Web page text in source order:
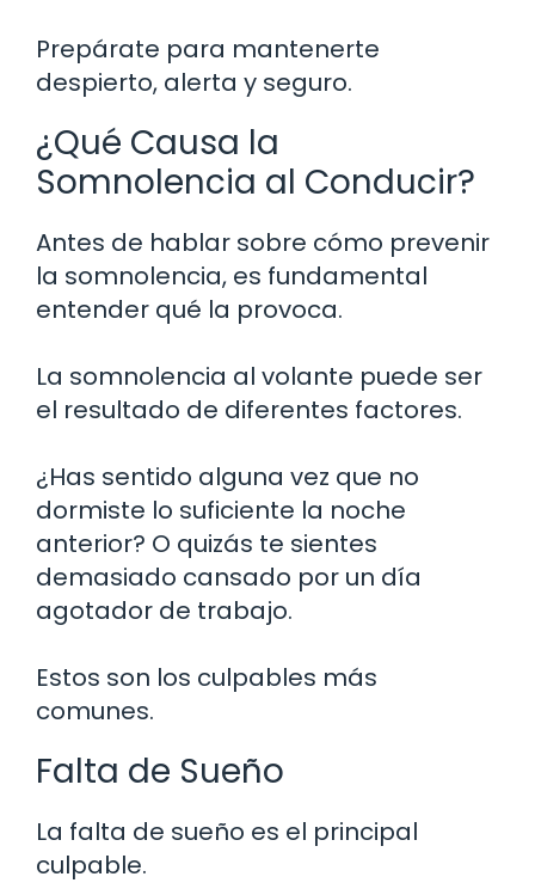
Prepárate para mantenerte
despierto, alerta y seguro.
¿Qué Causa la
Somnolencia al Conducir?
Antes de hablar sobre cómo prevenir
la somnolencia, es fundamental
entender qué la provoca.
La somnolencia al volante puede ser
el resultado de diferentes factores.
¿Has sentido alguna vez que no
dormiste lo suficiente la noche
anterior? O quizás te sientes
demasiado cansado por un día
agotador de trabajo.
Estos son los culpables más
comunes.
Falta de Sueño
La falta de sueño es el principal
culpable.